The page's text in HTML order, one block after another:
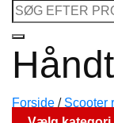
Log ind / Opret
Søg
efter:
Forside / Scooter